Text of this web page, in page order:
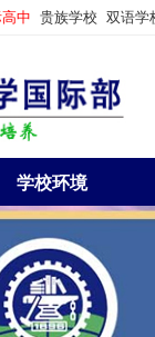
中 贵族学校 双语学
学校环境